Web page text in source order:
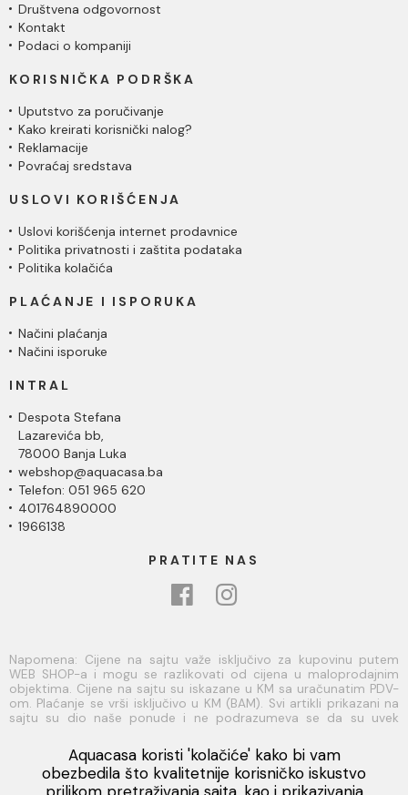
Viber
Društvena odgovornost
Kontakt
Podaci o kompaniji
KORISNIČKA PODRŠKA
Uputstvo za poručivanje
Kako kreirati korisnički nalog?
Reklamacije
Povraćaj sredstava
USLOVI KORIŠĆENJA
Uslovi korišćenja internet prodavnice
Politika privatnosti i zaštita podataka
Politika kolačića
PLAĆANJE I ISPORUKA
Načini plaćanja
Načini isporuke
INTRAL
Despota Stefana
Lazarevića bb,
78000 Banja Luka
webshop@aquacasa.ba
Telefon: 051 965 620
401764890000
1966138
PRATITE NAS
Napomena: Cijene na sajtu važe isključivo za kupovinu putem
WEB SHOP-a i mogu se razlikovati od cijena u maloprodajnim
objektima. Cijene na sajtu su iskazane u KM sa uračunatim PDV-
om. Plaćanje se vrši isključivo u KM (BAM). Svi artikli prikazani na
sajtu su dio naše ponude i ne podrazumeva se da su uvek
su postavljeni tako da što je bolje moguće predstave svaki
proizvod ali ne možemo garantovati da su sve informacije
kompletne i bez grešaka. Sve informacije u vezi raspoloživosti
artikala i njihovih specifikacija možete dobiti na broj telefona
Aquacasa koristi 'kolačiće' kako bi vam
obezbedila što kvalitetnije korisničko iskustvo